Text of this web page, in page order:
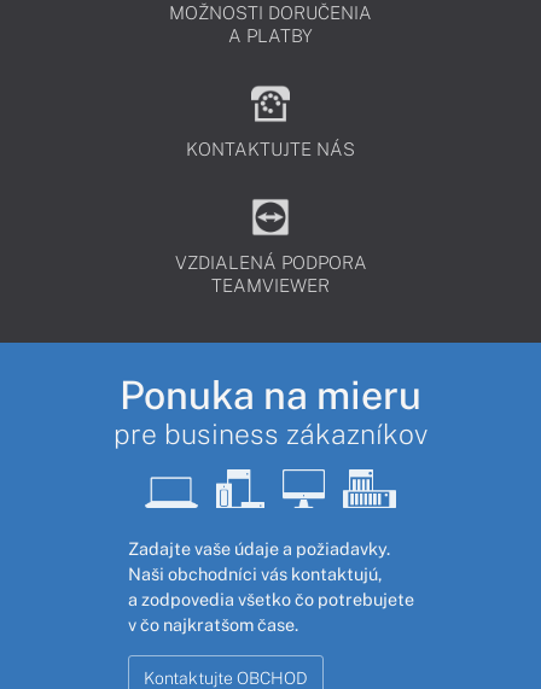
MOŽNOSTI DORUČENIA
A PLATBY
KONTAKTUJTE NÁS
VZDIALENÁ PODPORA
TEAMVIEWER
Ponuka na mieru
pre business zákazníkov
Zadajte vaše údaje a požiadavky.
Naši obchodníci vás kontaktujú,
a zodpovedia všetko čo potrebujete
v čo najkratšom čase.
Kontaktujte OBCHOD